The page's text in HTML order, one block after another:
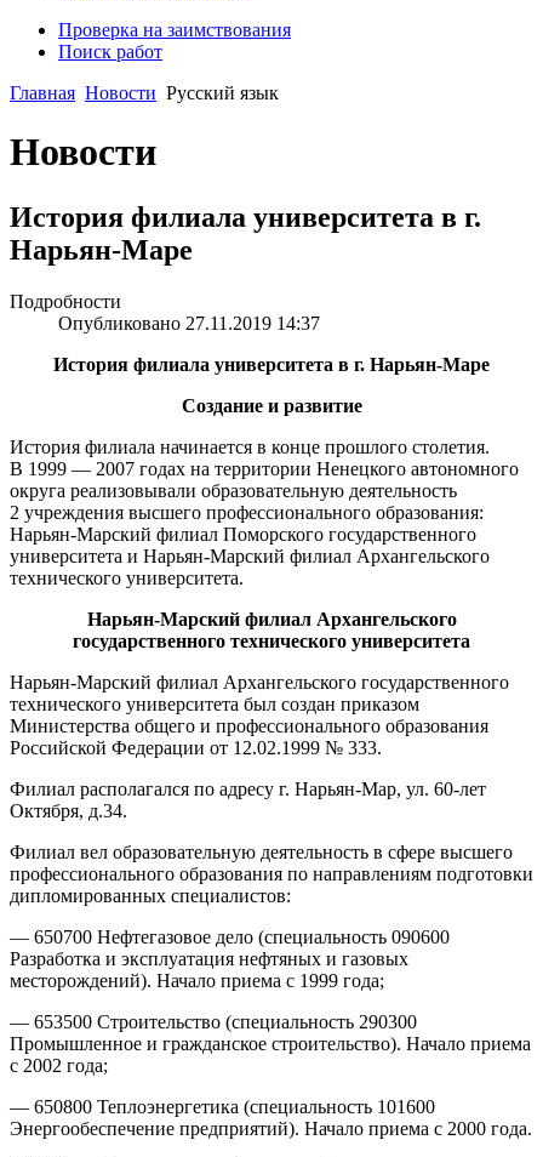
Проверка на заимствования
Поиск работ
Главная Новости Русский язык
Новости
История филиала университета в г.
Нарьян-Маре
Подробности
Опубликовано 27.11.2019 14:37
История филиала университета в г. Нарьян-Маре
Создание и развитие
История филиала начинается в конце прошлого столетия.
В 1999 — 2007 годах на территории Ненецкого автономного
округа реализовывали образовательную деятельность
2 учреждения высшего профессионального образования:
Нарьян-Марский филиал Поморского государственного
университета и Нарьян-Марский филиал Архангельского
технического университета.
Нарьян-Марский филиал Архангельского
государственного технического университета
Нарьян-Марский филиал Архангельского государственного
технического университета был создан приказом
Министерства общего и профессионального образования
Российской Федерации от 12.02.1999 № 333.
Филиал располагался по адресу г. Нарьян-Мар, ул. 60-лет
Октября, д.34.
Филиал вел образовательную деятельность в сфере высшего
профессионального образования по направлениям подготовки
дипломированных специалистов:
— 650700 Нефтегазовое дело (специальность 090600
Разработка и эксплуатация нефтяных и газовых
месторождений). Начало приема с 1999 года;
— 653500 Строительство (специальность 290300
Промышленное и гражданское строительство). Начало приема
с 2002 года;
— 650800 Теплоэнергетика (специальность 101600
Энергообеспечение предприятий). Начало приема с 2000 года.